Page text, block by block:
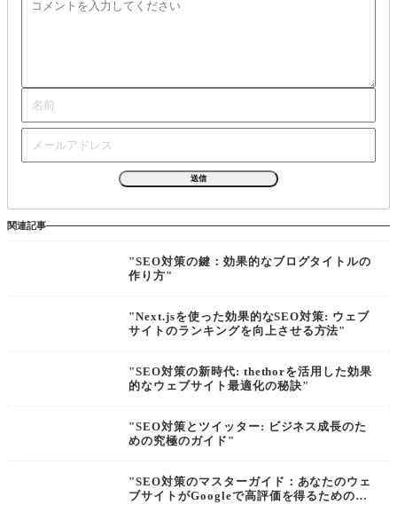
関連記事
"SEO対策の鍵：効果的なブログタイトルの
作り方"
"Next.jsを使った効果的なSEO対策: ウェブ
サイトのランキングを向上させる方法"
"SEO対策の新時代: thethorを活用した効果
的なウェブサイト最適化の秘訣"
"SEO対策とツイッター: ビジネス成長のた
めの究極のガイド"
"SEO対策のマスターガイド：あなたのウェ
ブサイトがGoogleで高評価を得るための究